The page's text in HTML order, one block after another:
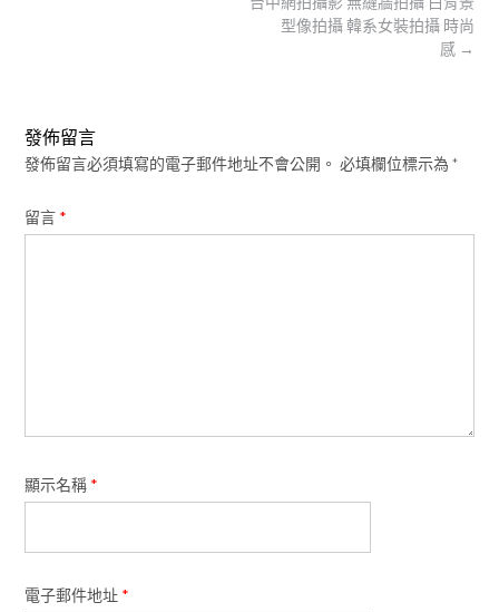
型像拍攝 韓系女裝拍攝 時尚
感 →
發佈留言
發佈留言必須填寫的電子郵件地址不會公開。 必填欄位標示為 *
留言 *
顯示名稱 *
電子郵件地址 *